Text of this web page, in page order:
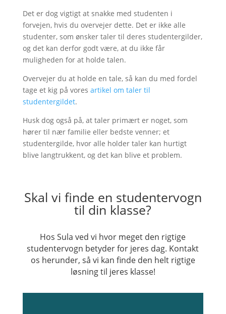
Det er dog vigtigt at snakke med studenten i
forvejen, hvis du overvejer dette. Det er ikke alle
studenter, som ønsker taler til deres studentergilder,
og det kan derfor godt være, at du ikke får
muligheden for at holde talen.
Overvejer du at holde en tale, så kan du med fordel
tage et kig på vores artikel om taler til
studentergildet.
Husk dog også på, at taler primært er noget, som
hører til nær familie eller bedste venner; et
studentergilde, hvor alle holder taler kan hurtigt
blive langtrukkent, og det kan blive et problem.
Skal vi finde en studentervogn
til din klasse?
Hos Sula ved vi hvor meget den rigtige
studentervogn betyder for jeres dag. Kontakt
os herunder, så vi kan finde den helt rigtige
løsning til jeres klasse!